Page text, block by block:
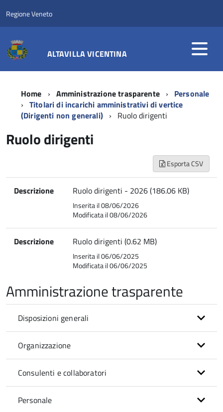
Regione Veneto
ALTAVILLA VICENTINA
Home Amministrazione trasparente
Personale
Titolari di incarichi amministrativi di vertice
(Dirigenti non generali)
Ruolo dirigenti
Ruolo dirigenti
Esporta CSV
Descrizione Ruolo dirigenti - 2026 (186.06 KB)
Inserita il 08/06/2026
Modificata il 08/06/2026
Descrizione Ruolo dirigenti (0.62 MB)
Inserita il 06/06/2025
Modificata il 06/06/2025
Amministrazione trasparente
Disposizioni generali
Organizzazione
Consulenti e collaboratori
Personale